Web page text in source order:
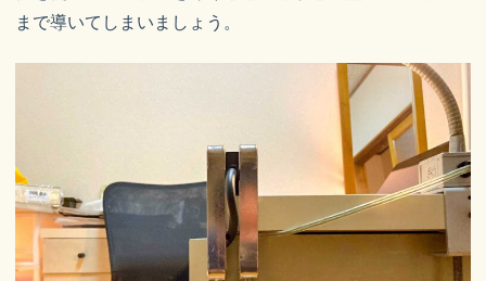
まで導いてしまいましょう。